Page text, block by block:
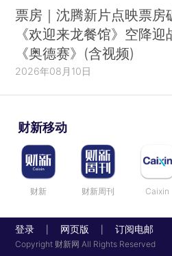
票房｜沈腾新片点映票房
《欢迎来龙餐馆》空降迎
《奥德赛》(含视频)
2026年08月10日
财新移动
财新 财新周刊 Caixin
登录 网页版 订阅电邮
Copyright 财新网 All Rights Reserved